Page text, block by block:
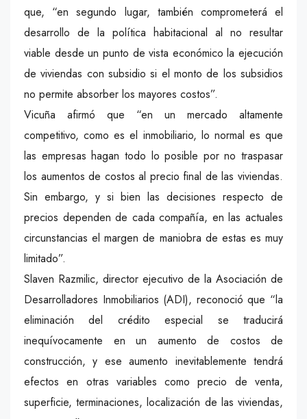
que, “en segundo lugar, también comprometerá el
desarrollo de la política habitacional al no resultar
viable desde un punto de vista económico la ejecución
de viviendas con subsidio si el monto de los subsidios
no permite absorber los mayores costos”.
Vicuña afirmó que “en un mercado altamente
competitivo, como es el inmobiliario, lo normal es que
las empresas hagan todo lo posible por no traspasar
los aumentos de costos al precio final de las viviendas.
Sin embargo, y si bien las decisiones respecto de
precios dependen de cada compañía, en las actuales
circunstancias el margen de maniobra de estas es muy
limitado”.
Slaven Razmilic, director ejecutivo de la Asociación de
Desarrolladores Inmobiliarios (ADI), reconoció que “la
eliminación del crédito especial se traducirá
inequívocamente en un aumento de costos de
construcción, y ese aumento inevitablemente tendrá
efectos en otras variables como precio de venta,
superficie, terminaciones, localización de las viviendas,